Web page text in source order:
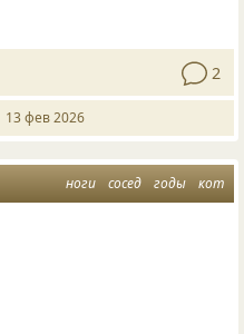
2
13 фев 2026
ноги сосед годы кот